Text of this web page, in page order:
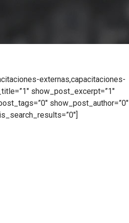
externas,capacitaciones-
show_post_excerpt=”1″
show_post_author=”0″